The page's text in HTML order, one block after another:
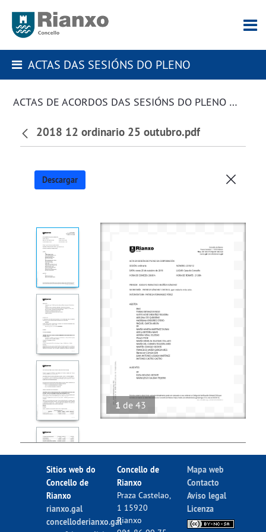
ACTAS DAS SESIÓNS DO PLENO
ACTAS DE ACORDOS DAS SESIÓNS DO PLENO DA CORPORACIÓN
2018 12 ordinario 25 outubro.pdf
Descargar
1 de 43
Sitios web do
Concello de
Rianxo
rianxo.gal
concelloderianxo.gal
Concello de
Rianxo
Praza Castelao,
1 15920
Rianxo
Mapa web
Contacto
Aviso legal
Licenza